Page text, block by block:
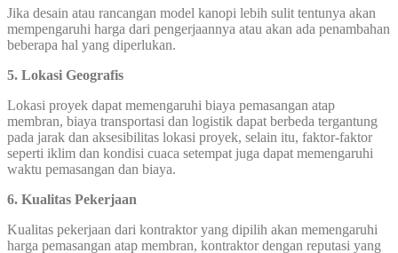
Jika desain atau rancangan model kanopi lebih sulit tentunya akan
mempengaruhi harga dari pengerjaannya atau akan ada penambahan
beberapa hal yang diperlukan.
5. Lokasi Geografis
Lokasi proyek dapat memengaruhi biaya pemasangan atap
membran, biaya transportasi dan logistik dapat berbeda tergantung
pada jarak dan aksesibilitas lokasi proyek, selain itu, faktor-faktor
seperti iklim dan kondisi cuaca setempat juga dapat memengaruhi
waktu pemasangan dan biaya.
6. Kualitas Pekerjaan
Kualitas pekerjaan dari kontraktor yang dipilih akan memengaruhi
harga pemasangan atap membran, kontraktor dengan reputasi yang